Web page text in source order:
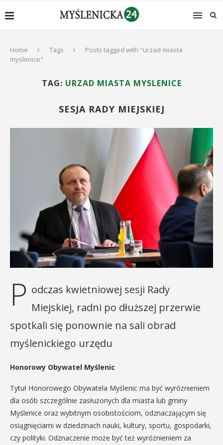
Home Tags
Posts tagged with "urzad miasta
myslenice"
TAG: URZAD MIASTA MYSLENICE
SESJA RADY MIEJSKIEJ
P odczas kwietniowej sesji Rady
Miejskiej, radni po dłuższej przerwie
spotkali się ponownie na sali obrad
myślenickiego urzędu
Honorowy Obywatel Myślenic
Tytuł Honorowego Obywatela Myślenic ma być wyróżnieniem
dla osób szczególnie zasłużonych dla miasta lub gminy
Myślenice oraz wybitnym osobistościom, odznaczającym się
osiągnięciami w dziedzinach nauki, kultury, sportu, gospodarki,
czy polityki. Odznaczenie może być też wyróżnieniem za